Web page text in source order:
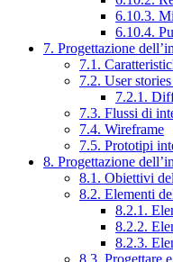
6.10.3.
6.10.4.
7. Progettazione
7.1.
7.2. User
7.2.1.
7.3. Flussi di
7.4. Wireframe
7.5. Prototipi
8. Progettazione
8.1. Obiettivi
8.2. Elementi
8.2.1.
8.2.2.
8.2.3.
8.3. Progettare